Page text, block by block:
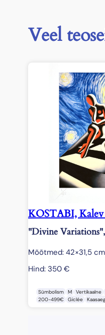
Veel
KOSTABI,
"Divine
Mõõtmed: 42×31,5 cm
Hind: 350 €
Sümbolism M Vertikaalne
200-499€
Giclée